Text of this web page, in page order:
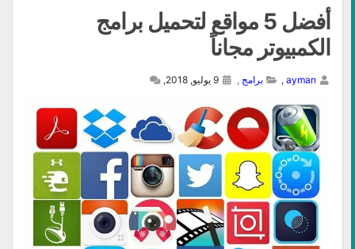
أفضل 5 مواقع لتحميل برامج
الكمبيوتر مجاناً
ayman
, برامج ,